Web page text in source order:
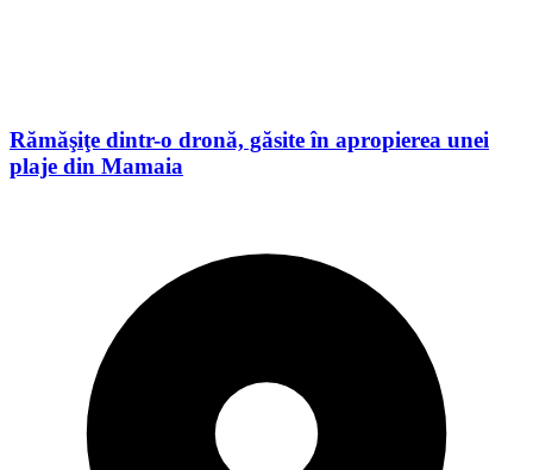
Rămăşiţe dintr-o dronă, găsite în apropierea unei
plaje din Mamaia